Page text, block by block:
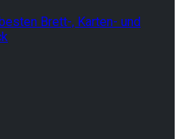
Brett-, Karten- und